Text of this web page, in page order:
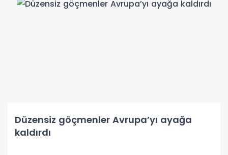
Düzensiz göçmenler Avrupa’yı ayağa
kaldırdı